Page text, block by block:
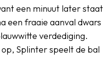
een minuut later staat
een fraaie aanval dwars
verdediging.
Splinter speelt de bal